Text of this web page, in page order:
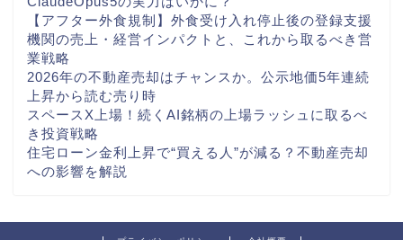
【アフター外食規制】外食受け入れ停止後の登録支援
機関の売上・経営インパクトと、これから取るべき営
業戦略
2026年の不動産売却はチャンスか。公示地価5年連続
上昇から読む売り時
スペースX上場！続くAI銘柄の上場ラッシュに取るべ
き投資戦略
住宅ローン金利上昇で“買える人”が減る？不動産売却
への影響を解説